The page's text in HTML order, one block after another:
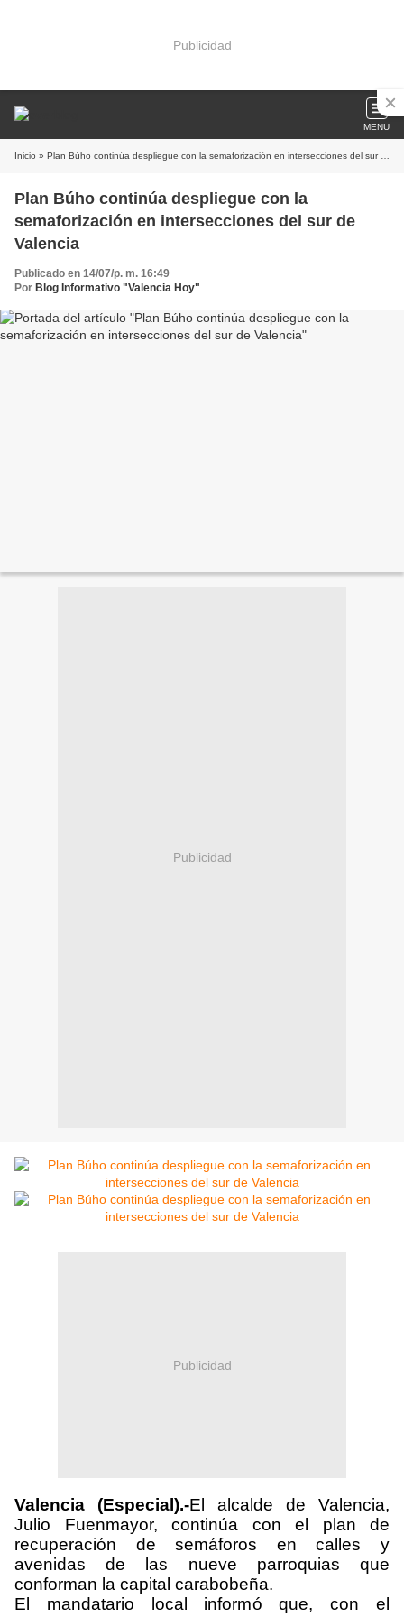
Publicidad
MENU
Inicio » Plan Búho continúa despliegue con la semaforización en intersecciones del sur de Valencia
Plan Búho continúa despliegue con la
semaforización en intersecciones del sur de
Valencia
Publicado en 14/07/p. m. 16:49
Por Blog Informativo "Valencia Hoy"
Publicidad
Publicidad
Valencia (Especial).-El alcalde de Valencia,
Julio Fuenmayor, continúa con el plan de
recuperación de semáforos en calles y
avenidas de las nueve parroquias que
conforman la capital carabobeña.
El mandatario local informó que, con el